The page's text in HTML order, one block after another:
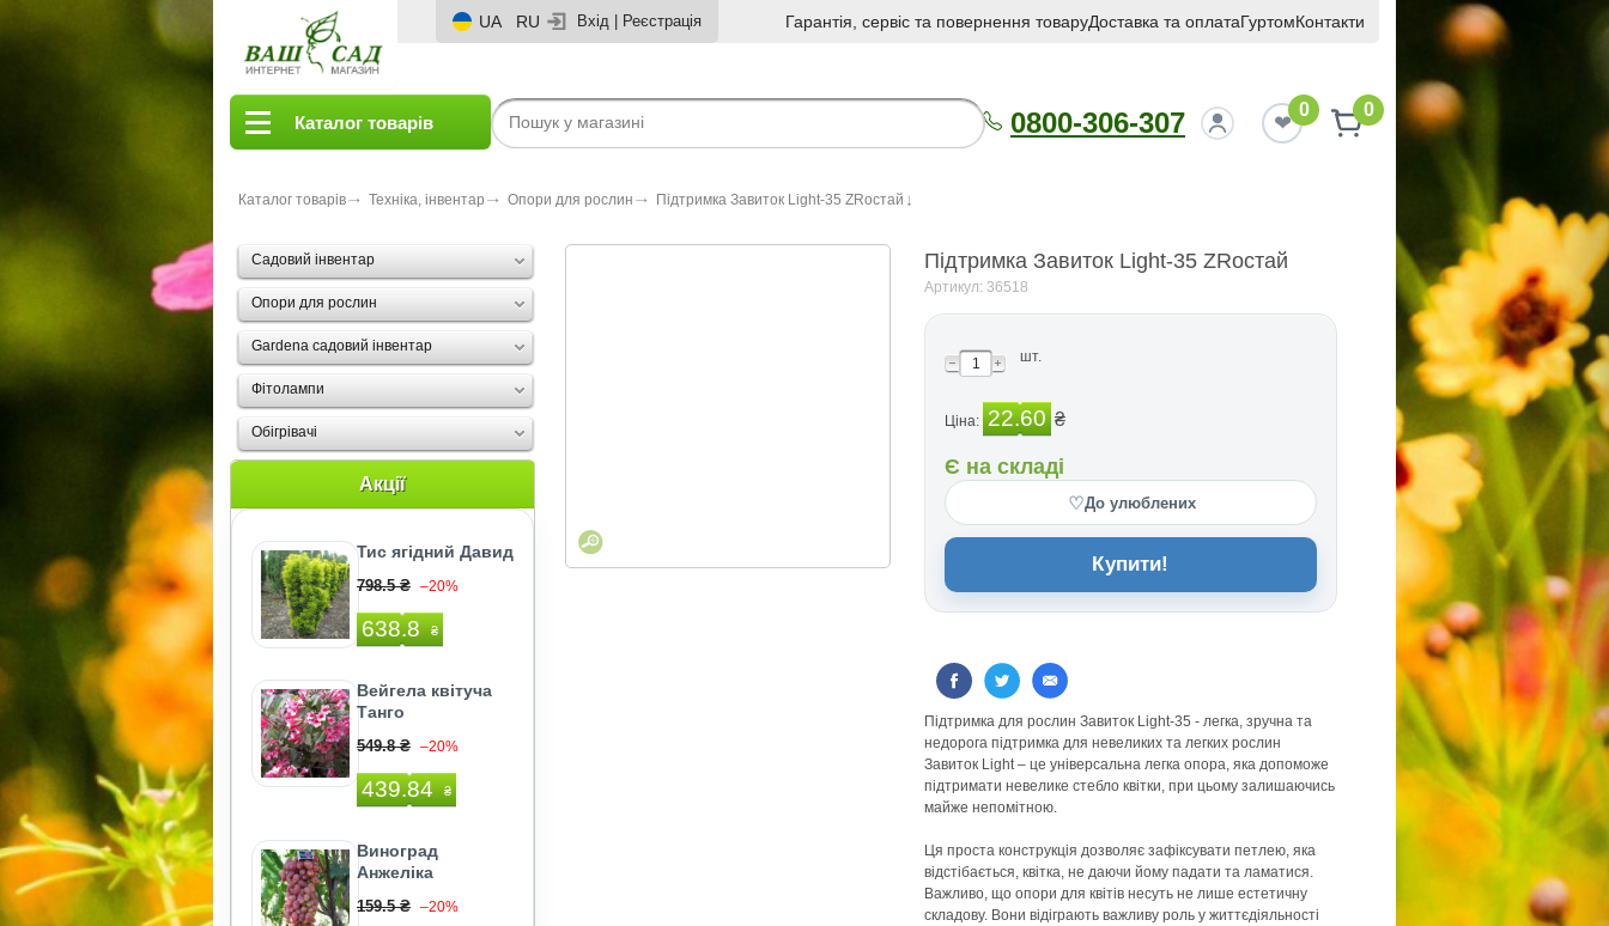
UA RU Вхід Реєстрація Гарантія, сервіс та повернення товаруДоставка та оплатаГуртомКонтакти
Каталог товарів 0800-306-307 0 0
Каталог товарів Техніка, інвентар Опори для рослин Підтримка Завиток Light-35 ZRостай
Садовий інвентар
Опори для рослин
Gardena садовий інвентар
Фітолампи
Oбігрівачі
Акції
Тис ягідний Давид
798.5 ₴ –20%
638.8 ₴
Вейгела квітуча
Танго
549.8 ₴ –20%
439.84 ₴
Виноград
Анжеліка
159.5 ₴ –20%
Підтримка Завиток Light-35 ZRостай
Артикул: 36518
шт.
Ціна: 22.60 ₴
Є на складі
♡До улюблених
Купити!
Підтримка для рослин Завиток Light-35 - легка, зручна та
недорога підтримка для невеликих та легких рослин
Завиток Light – це універсальна легка опора, яка допоможе
підтримати невелике стебло квітки, при цьому залишаючись
майже непомітною.
Ця проста конструкція дозволяє зафіксувати петлею, яка
відстібається, квітка, не даючи йому падати та ламатися.
Важливо, що опори для квітів несуть не лише естетичну
складову. Вони відіграють важливу роль у життєдіяльності